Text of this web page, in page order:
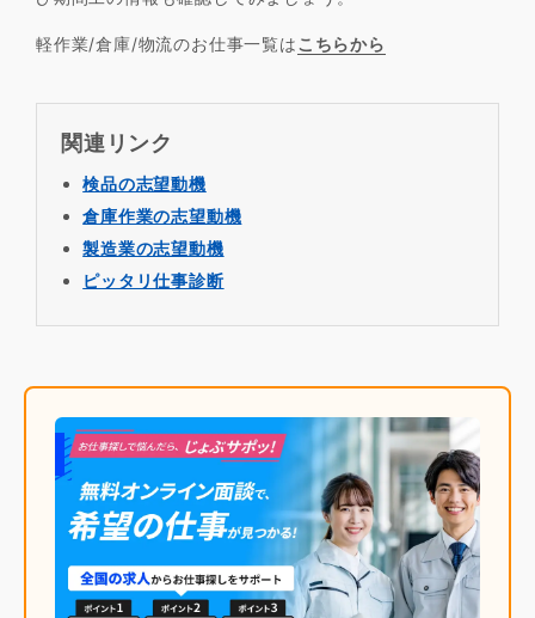
軽作業/倉庫/物流のお仕事一覧はこちらから
関連リンク
検品の志望動機
倉庫作業の志望動機
製造業の志望動機
ピッタリ仕事診断